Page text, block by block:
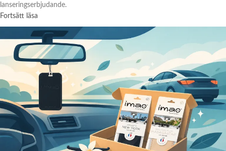
lanseringserbjudande.
Fortsätt läsa